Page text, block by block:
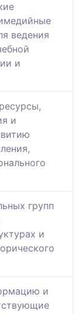
ведения
и
и
групп
и
и